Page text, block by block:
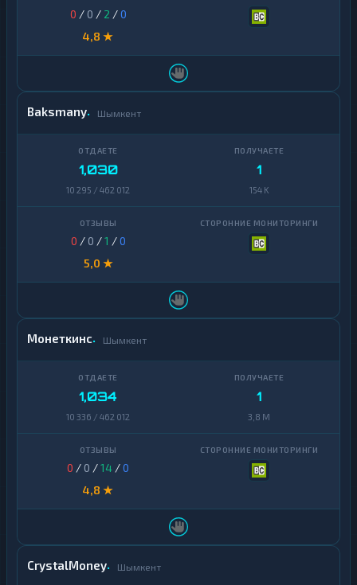
0 / 0 / 2 /0
4,8 ★
Baksmany Шымкент
1,030
10 295 / 462 012
1
154 K
0 / 0 /1 /0
5,0 ★
Монеткинс Шымкент
1,034
10 336 / 462 012
1
3,8 M
0 / 0 /14 /0
4,8 ★
CrystalMoney Шымкент